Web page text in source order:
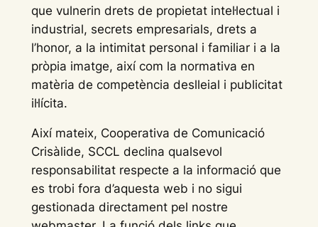
que vulnerin drets de propietat intel·lectual i
industrial, secrets empresarials, drets a
l’honor, a la intimitat personal i familiar i a la
pròpia imatge, així com la normativa en
matèria de competència deslleial i publicitat
il·lícita.
Així mateix, Cooperativa de Comunicació
Crisàlide, SCCL declina qualsevol
responsabilitat respecte a la informació que
es trobi fora d’aquesta web i no sigui
gestionada directament pel nostre